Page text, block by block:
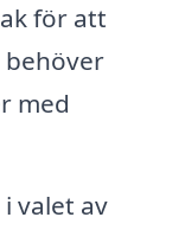
för att
med
valet av